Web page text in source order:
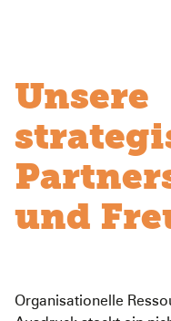
Unsere
und
Organisationelle